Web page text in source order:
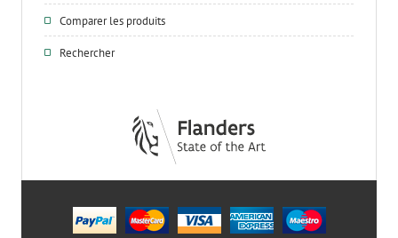
Comparer les produits
Rechercher